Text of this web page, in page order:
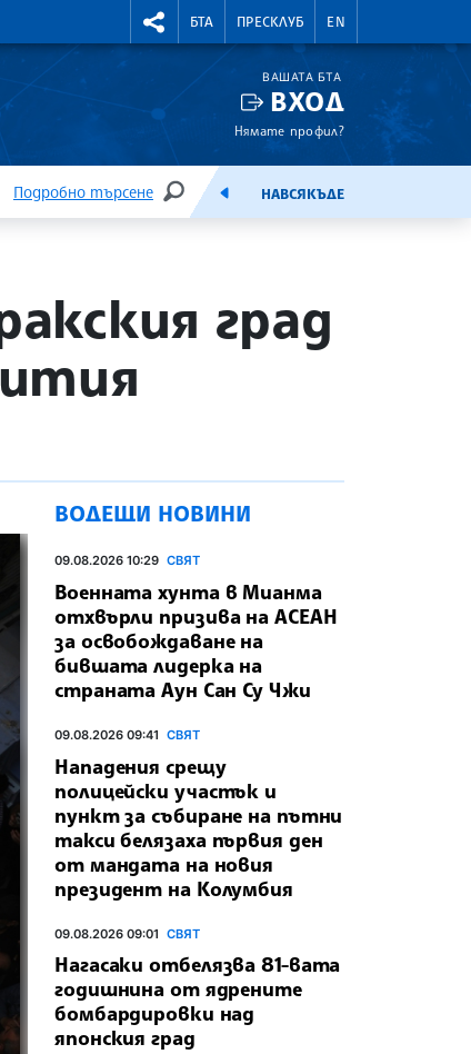
КУРСОВЕ RIGHTMENU.SOCIAL
БТА ПРЕСКЛУБ EN
ВАШАТА БТА
ВХОД
Нямате профил?
Подробно търсене
ТЪРСЕНЕЕМИСИЯНАВСЯКЪДЕ
град
ВОДЕЩИ НОВИНИ
09.08.2026 10:29 СВЯТ
Военната хунта в Мианма
отхвърли призива на АСЕАН
за освобождаване на
бившата лидерка на
страната Аун Сан Су Чжи
09.08.2026 09:41 СВЯТ
Нападения срещу
полицейски участък и
пункт за събиране на пътни
такси белязаха първия ден
от мандата на новия
президент на Колумбия
09.08.2026 09:01 СВЯТ
Нагасаки отбелязва 81-вата
годишнина от ядрените
бомбардировки над
японския град